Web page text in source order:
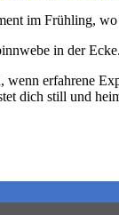
im Frühling,
in der
wenn erfahrene
dich still und